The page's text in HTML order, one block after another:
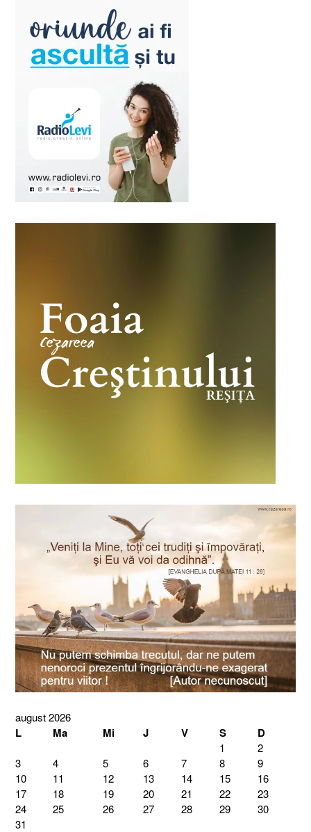
august 2026
L Ma Mi J V S D
1
2
3
4 5 6 7 8
9
10
11 12 13 14 15
16
17
18 19 20 21 22
23
24
25 26 27 28 29
30
31